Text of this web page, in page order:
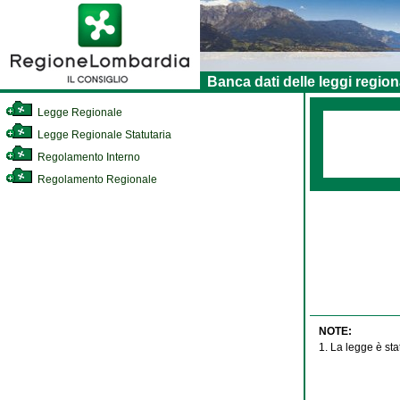
Banca dati delle leggi
Legge Regionale
Legge Regionale Statutaria
Regolamento Interno
Regolamento Regionale
NOTE:
1. La legge è